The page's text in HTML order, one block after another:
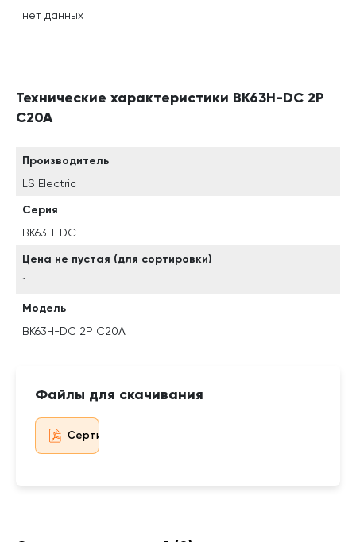
нет данных
Технические характеристики BK63H-DC 2P
C20A
Производитель
LS Electric
Серия
BK63H-DC
Цена не пустая (для сортировки)
1
Модель
BK63H-DC 2P C20A
Файлы для скачивания
Сертификат дистрибьютора